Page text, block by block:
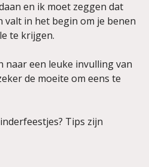
en ik moet zeggen dat
in het begin om je benen
te krijgen.
naar een leuke invulling van
de moeite om eens te
Tips zijn